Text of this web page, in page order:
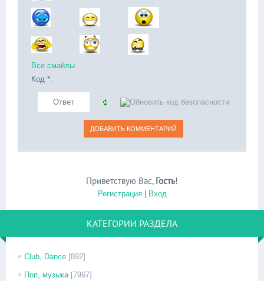
Все смайлы
Код *:
Приветствую Вас, Гость!
Регистрация| Вход
КАТЕГОРИИ РАЗДЕЛА
Club, Dance [892]
Поп, музыка [7967]